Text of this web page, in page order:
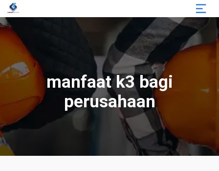
manfaat k3 bagi
perusahaan